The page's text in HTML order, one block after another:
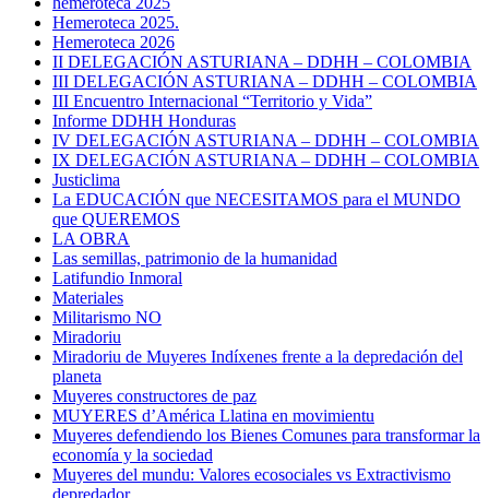
Hemeroteca 2025.
Hemeroteca 2026
II DELEGACIÓN ASTURIANA – DDHH – COLOMBIA
III DELEGACIÓN ASTURIANA – DDHH – COLOMBIA
III Encuentro Internacional “Territorio y Vida”
Informe DDHH Honduras
IV DELEGACIÓN ASTURIANA – DDHH – COLOMBIA
IX DELEGACIÓN ASTURIANA – DDHH – COLOMBIA
Justiclima
La EDUCACIÓN que NECESITAMOS para el MUNDO
que QUEREMOS
LA OBRA
Las semillas, patrimonio de la humanidad
Latifundio Inmoral
Materiales
Militarismo NO
Miradoriu
Miradoriu de Muyeres Indíxenes frente a la depredación del
planeta
Muyeres constructores de paz
MUYERES d’América Llatina en movimientu
Muyeres defendiendo los Bienes Comunes para transformar la
economía y la sociedad
Muyeres del mundu: Valores ecosociales vs Extractivismo
depredador